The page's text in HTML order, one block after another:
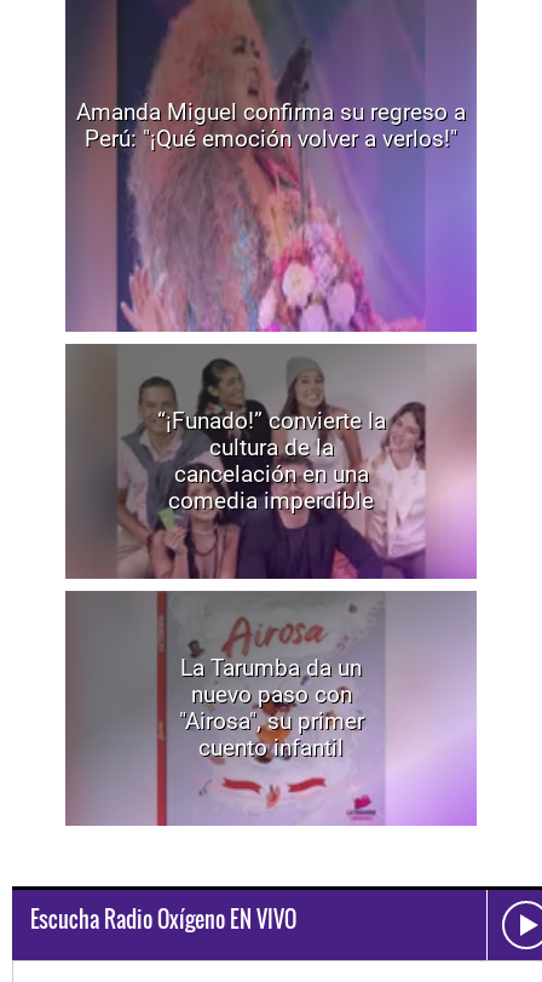
Amanda Miguel confirma su regreso a
Perú: "¡Qué emoción volver a verlos!"
“¡Funado!” convierte la
cultura de la
cancelación en una
comedia imperdible
La Tarumba da un
nuevo paso con
"Airosa", su primer
cuento infantil
Escucha Radio Oxígeno EN VIVO